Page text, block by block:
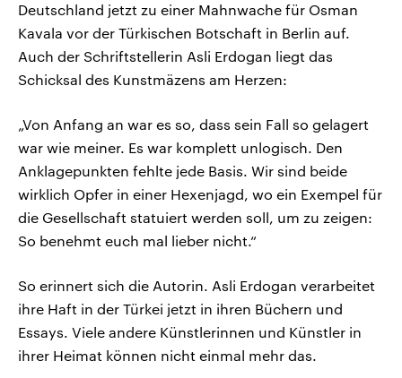
Deutschland jetzt zu einer Mahnwache für Osman
Kavala vor der Türkischen Botschaft in Berlin auf.
Auch der Schriftstellerin Asli Erdogan liegt das
Schicksal des Kunstmäzens am Herzen:
„Von Anfang an war es so, dass sein Fall so gelagert
war wie meiner. Es war komplett unlogisch. Den
Anklagepunkten fehlte jede Basis. Wir sind beide
wirklich Opfer in einer Hexenjagd, wo ein Exempel für
die Gesellschaft statuiert werden soll, um zu zeigen:
So benehmt euch mal lieber nicht.“
So erinnert sich die Autorin. Asli Erdogan verarbeitet
ihre Haft in der Türkei jetzt in ihren Büchern und
Essays. Viele andere Künstlerinnen und Künstler in
ihrer Heimat können nicht einmal mehr das.